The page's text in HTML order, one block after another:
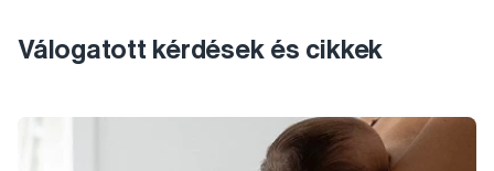
Válogatott kérdések és cikkek